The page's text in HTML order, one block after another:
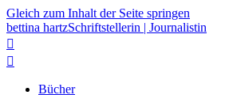
Gleich zum Inhalt der Seite springen
bettina hartzSchriftstellerin | Journalistin


Bücher